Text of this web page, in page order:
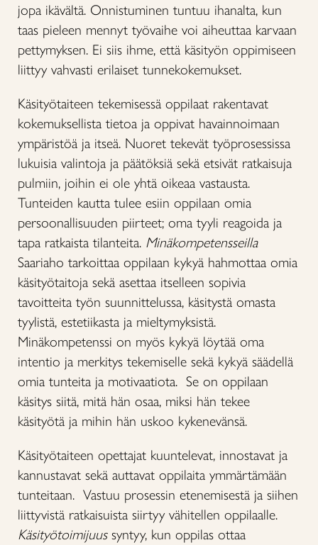
jopa ikävältä. Onnistuminen tuntuu ihanalta, kun
taas pieleen mennyt työvaihe voi aiheuttaa karvaan
pettymyksen. Ei siis ihme, että käsityön oppimiseen
liittyy vahvasti erilaiset tunnekokemukset.
Käsityötaiteen tekemisessä oppilaat rakentavat
kokemuksellista tietoa ja oppivat havainnoimaan
ympäristöä ja itseä. Nuoret tekevät työprosessissa
lukuisia valintoja ja päätöksiä sekä etsivät ratkaisuja
pulmiin, joihin ei ole yhtä oikeaa vastausta.
Tunteiden kautta tulee esiin oppilaan omia
persoonallisuuden piirteet; oma tyyli reagoida ja
tapa ratkaista tilanteita. Minäkompetensseilla
Saariaho tarkoittaa oppilaan kykyä hahmottaa omia
käsityötaitoja sekä asettaa itselleen sopivia
tavoitteita työn suunnittelussa, käsitystä omasta
tyylistä, estetiikasta ja mieltymyksistä.
Minäkompetenssi on myös kykyä löytää oma
intentio ja merkitys tekemiselle sekä kykyä säädellä
omia tunteita ja motivaatiota. Se on oppilaan
käsitys siitä, mitä hän osaa, miksi hän tekee
käsityötä ja mihin hän uskoo kykenevänsä.
Käsityötaiteen opettajat kuuntelevat, innostavat ja
kannustavat sekä auttavat oppilaita ymmärtämään
tunteitaan. Vastuu prosessin etenemisestä ja siihen
liittyvistä ratkaisuista siirtyy vähitellen oppilaalle.
Käsityötoimijuussyntyy, kun oppilas ottaa